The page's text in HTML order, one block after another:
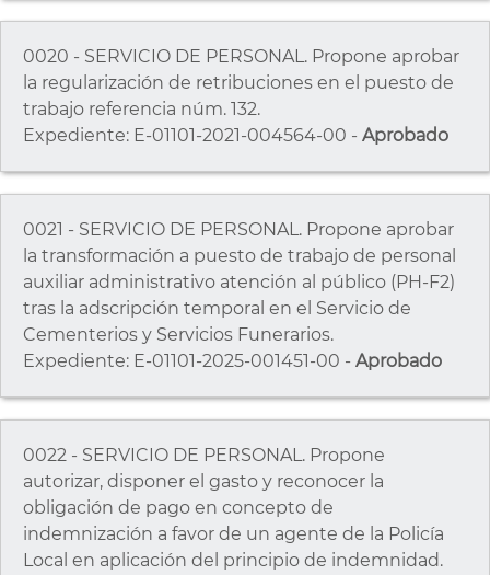
0020 - SERVICIO DE PERSONAL. Propone aprobar
la regularización de retribuciones en el puesto de
trabajo referencia núm. 132.
Expediente: E-01101-2021-004564-00 - Aprobado
0021 - SERVICIO DE PERSONAL. Propone aprobar
la transformación a puesto de trabajo de personal
auxiliar administrativo atención al público (PH-F2)
tras la adscripción temporal en el Servicio de
Cementerios y Servicios Funerarios.
Expediente: E-01101-2025-001451-00 - Aprobado
0022 - SERVICIO DE PERSONAL. Propone
autorizar, disponer el gasto y reconocer la
obligación de pago en concepto de
indemnización a favor de un agente de la Policía
Local en aplicación del principio de indemnidad.